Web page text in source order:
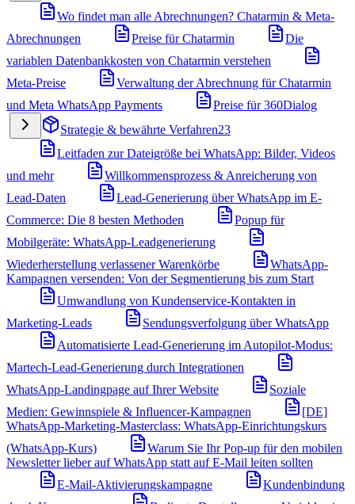
Wo findet man alle Abrechnungen? Chatarmin & Meta-
Abrechnungen
Preise für Chatarmin
Die
variablen Datenbankkosten von Chatarmin verstehen
Meta-Preise
Verwaltung der Abrechnung für Chatarmin
und Meta WhatsApp Payments
Preise für 360Dialog
Strategie & bewährte Verfahren23
Leitfaden zur Dateigröße bei WhatsApp: Bilder, Videos
und mehr
Willkommensprozess & Anreicherung von
Lead-Daten
Lead-Generierung über WhatsApp im E-
Commerce: Die 8 besten Methoden
Popup für
Mobilgeräte: WhatsApp-Leadgenerierung
Wiederherstellung verlassener Warenkörbe
WhatsApp-
Kampagnen versenden: Von der Segmentierung bis zum Start
Umwandlung von Kundenservice-Kontakten in
Marketing-Leads
Sendungsverfolgung über WhatsApp
Automatisierte Lead-Generierung im Autopilot-Modus:
Martech-Lead-Generierung durch Integrationen
WhatsApp-Landingpage auf Ihrer Website
Soziale
Medien: Gewinnspiele & Influencer-Kampagnen
[DE]
WhatsApp-Marketing-Masterclass: WhatsApp-Einrichtungskurs
(WhatsApp-Kurs)
Warum Sie Ihr Pop-up für den mobilen
Newsletter lieber auf WhatsApp statt auf E-Mail leiten sollten
E-Mail-Aktivierungskampagne
Kundenbindung